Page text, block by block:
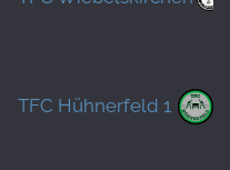
TFC Hühnerfeld 1